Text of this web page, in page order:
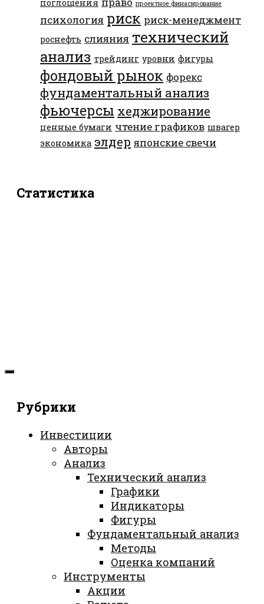
поглощения проектное финасирование
психология риск риск-менеджмент
роснефть слияния технический
анализ трейдинг уровни фигуры
фондовый рынок форекс
фундаментальный анализ
фьючерсы хеджирование
ценные бумаги чтение графиков швагер
экономика элдер японские свечи
Статистика
Рубрики
Инвестиции
Авторы
Анализ
Технический анализ
Графики
Индикаторы
Фигуры
Фундаментальный анализ
Методы
Оценка компаний
Инструменты
Акции